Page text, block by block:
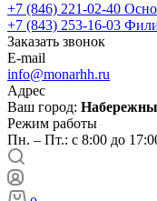
+7 (846) 221-02-40
+7 (843) 253-16-03
Заказать звонок
E-mail
info@monarhh.ru
Адрес
Ваш город:
Режим работы
Пн. – Пт.: с 8:00 до